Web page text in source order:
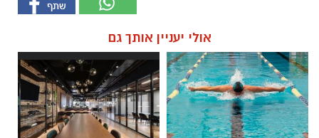
אולי יעניין אותך גם